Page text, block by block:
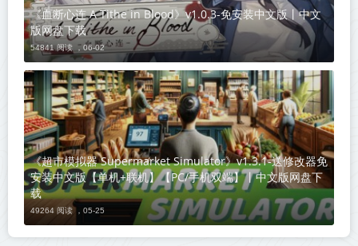
《血断心连 A Tithe in Blood》v1.0.3-免安装中文版丨中文
版网盘下载
54841 阅读 ， 06-02
《超市模拟器 Supermarket Simulator》v1.3.1-送修改器免
安装中文版【单机+联机】【PC/手机双端】丨中文版网盘下
载
49264 阅读 ， 05-25